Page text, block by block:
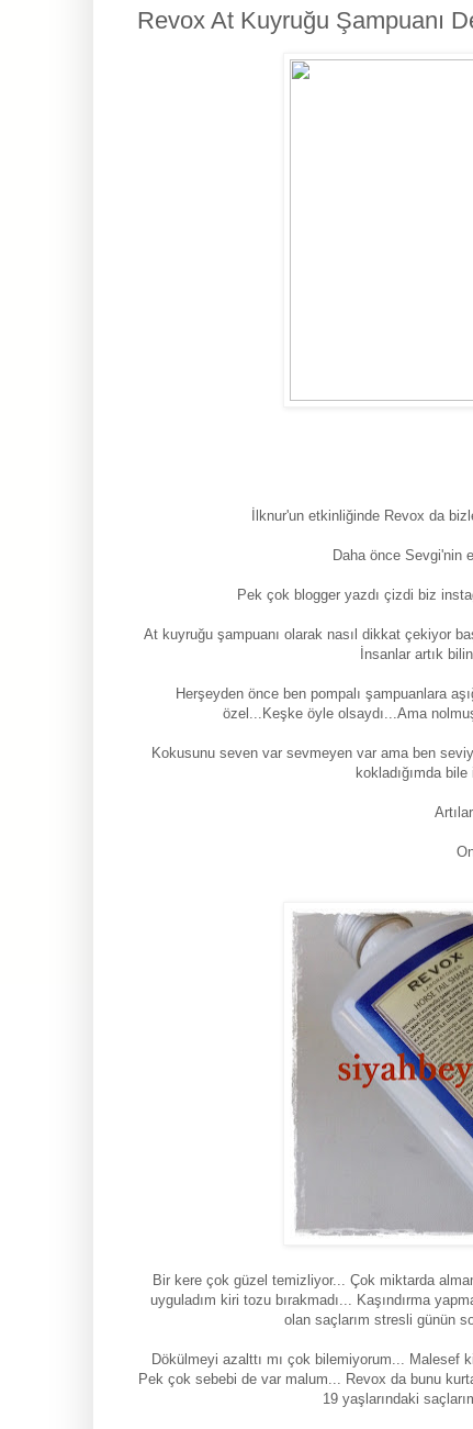
Revox At Kuyruğu Şampuanı
İlknur'un etkinliğinde Revox da
Daha önce Sevgi'nin
Pek çok blogger yazdı çizdi biz
At kuyruğu şampuanı olarak nasıl dikkat çekiyor
İnsanlar artık
Herşeyden önce ben pompalı şampuanlara
özel...Keşke öyle olsaydı...Ama
Kokusunu seven var sevmeyen var ama ben
kokladığımda
Bir kere çok güzel temizliyor... Çok miktarda
uyguladım kiri tozu bırakmadı... Kaşındırma
olan saçlarım stresli günün
Dökülmeyi azalttı mı çok bilemiyorum... Malesef
Pek çok sebebi de var malum... Revox da bunu
19 yaşlarındaki